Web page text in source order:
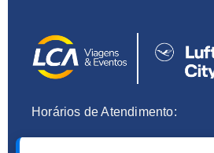
Horários de Atendimento: